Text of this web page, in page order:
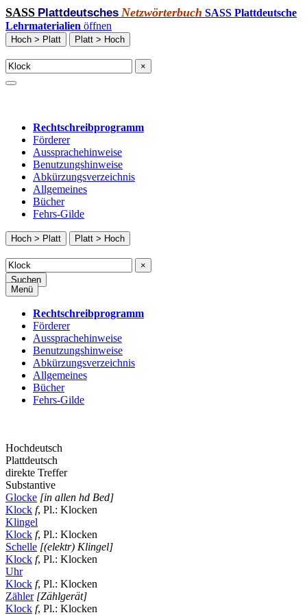
SASS Plattdeutsches Netzwörterbuch SASS Plattdeutsche
Lehrmaterialien öffnen
Hoch > Platt Platt > Hoch
×
Rechtschreibprogramm
Förderer
Aussprachehinweise
Benutzungshinweise
Abkürzungsverzeichnis
Allgemeines
Bücher
Fehrs-Gilde
Hoch > Platt Platt > Hoch
×
Suchen
Menü
Rechtschreibprogramm
Förderer
Aussprachehinweise
Benutzungshinweise
Abkürzungsverzeichnis
Allgemeines
Bücher
Fehrs-Gilde
Hochdeutsch
Plattdeutsch
direkte Treffer
Substantive
Glocke [in allen hd Bed]
Klock f, Pl.: Klocken
Klingel
Klock f, Pl.: Klocken
Schelle [(elektr) Klingel]
Klock f, Pl.: Klocken
Uhr
Klock f, Pl.: Klocken
Zähler [Zählgerät]
Klock f, Pl.: Klocken